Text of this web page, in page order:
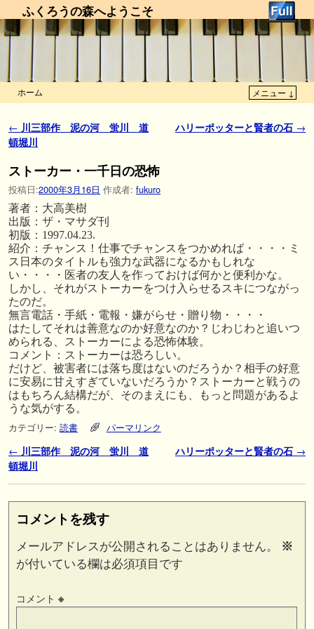
ふくろうの森へようこそ
ホーム メニュー ↓
投稿ナビゲーション
← 川三部作 泥の河 蛍川 道
頓堀川
ハリーポッターと賢者の石 →
ストーカー・一千日の恐怖
投稿日:2000年3月16日 作成者: fukuro
著者：大高美樹
出版：ザ・マサダ刊
初版：1997.04.23.
紹介：チャンス！仕事でチャンスをつかめれば・・・・ミ
ス日本のタイトルも強力な武器になるかもしれな
い・・・・医者の友人を作っておけば何かと便利かな。
しかし、それがストーカーをつけ入らせるスキにつながっ
たのだ。
無言電話・手紙・電報・嫌がらせ・贈り物・・・・
はたしてそれは善意なのか好意なのか？じわじわと追いつ
められる、ストーカーによる恐怖体験。
コメント：ストーカーは恐ろしい。
だけど、被害者には落ち度はないのだろうか？相手の好意
に安易に甘えすぎていないだろうか？ストーカーと戦うの
はもちろん結構だが、そのまえにも、もっと問題があるよ
うな気がする。
カテゴリー: 読書 パーマリンク
投稿ナビゲーション
← 川三部作 泥の河 蛍川 道
頓堀川
ハリーポッターと賢者の石 →
コメントを残す
メールアドレスが公開されることはありません。
※
が付いている欄は必須項目です
コメント ※